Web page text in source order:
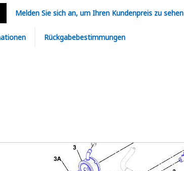
Melden Sie sich an, um Ihren Kundenpreis zu sehen
Rückgabebestimmungen